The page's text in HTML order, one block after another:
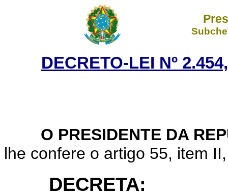
DECRETO-LEI Nº
O PRESIDENTE DA
lhe confere o artigo 55, item
DECRETA: